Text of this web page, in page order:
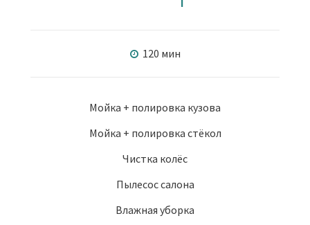
120 мин
Мойка + полировка кузова
Мойка + полировка стёкол
Чистка колёс
Пылесос салона
Влажная уборка